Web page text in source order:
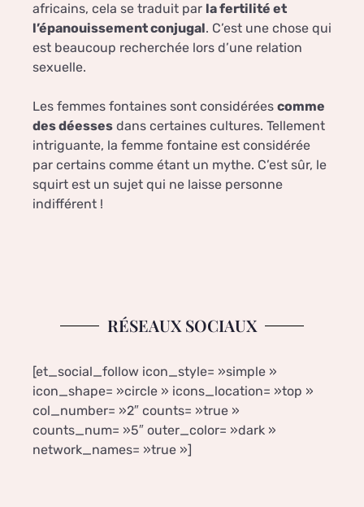
africains, cela se traduit par la fertilité et
l’épanouissement conjugal. C’est une chose qui
est beaucoup recherchée lors d’une relation
sexuelle.
Les femmes fontaines sont considérées comme
des déesses dans certaines cultures. Tellement
intriguante, la femme fontaine est considérée
par certains comme étant un mythe. C’est sûr, le
squirt est un sujet qui ne laisse personne
indifférent !
RÉSEAUX SOCIAUX
[et_social_follow icon_style= »simple »
icon_shape= »circle » icons_location= »top »
col_number= »2″ counts= »true »
counts_num= »5″ outer_color= »dark »
network_names= »true »]